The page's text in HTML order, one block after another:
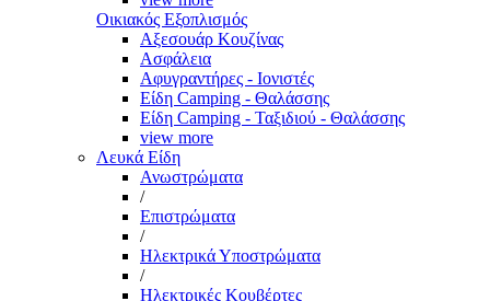
Οικιακός Εξοπλισμός
Αξεσουάρ Κουζίνας
Ασφάλεια
Αφυγραντήρες - Ιονιστές
Είδη Camping - Θαλάσσης
Είδη Camping - Ταξιδιού - Θαλάσσης
view more
Λευκά Είδη
Ανωστρώματα
/
Επιστρώματα
/
Ηλεκτρικά Υποστρώματα
/
Ηλεκτρικές Κουβέρτες